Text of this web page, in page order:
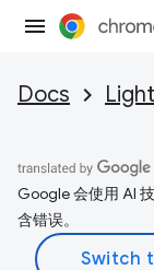
Docs
Google 会使用 AI
含错误。